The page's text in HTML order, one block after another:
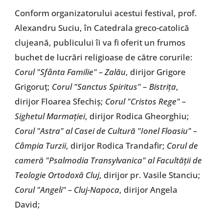
Conform organizatorului acestui festival, prof.
Alexandru Suciu, în Catedrala greco-catolică
clujeană, publicului îi va fi oferit un frumos
buchet de lucrări religioase de către corurile:
Corul "Sfânta Familie" – Zalău, dirijor Grigore
Grigoruţ; Corul "Sanctus Spiritus"– Bistriţa,
dirijor Floarea Sfechiş; Corul "Cristos Rege" –
Sighetul Marmaţiei, dirijor Rodica Gheorghiu;
Corul "Astra" al Casei de Cultură "Ionel Floasiu" –
Câmpia Turzii, dirijor Rodica Trandafir; Corul de
cameră "Psalmodia Transylvanica" al Facultăţii de
Teologie Ortodoxă Cluj, dirijor pr. Vasile Stanciu;
Corul "Angeli" – Cluj-Napoca, dirijor Angela
David;